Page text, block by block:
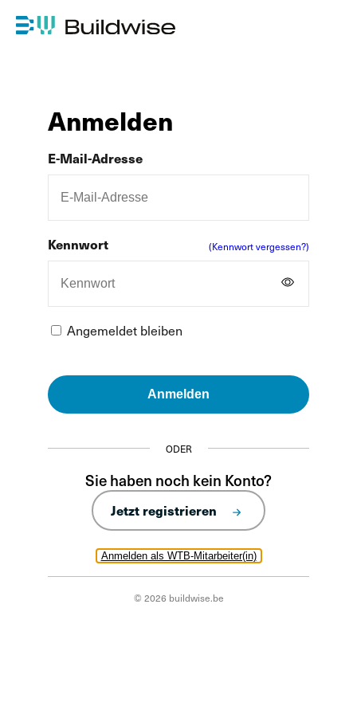
Anmelden
Anmelden als WTB-Mitarbeiter(in)
E-Mail-Adresse
Kennwort (Kennwort vergessen?)
Angemeldet bleiben
Anmelden
ODER
Sie haben noch kein Konto?
Jetzt registrieren
© 2026 buildwise.be